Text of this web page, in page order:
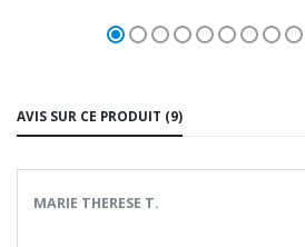
AVIS SUR CE PRODUIT (9)
MARIE THERESE T.